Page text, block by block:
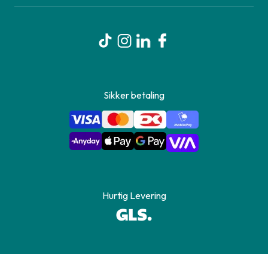
Sikker betaling
Hurtig Levering